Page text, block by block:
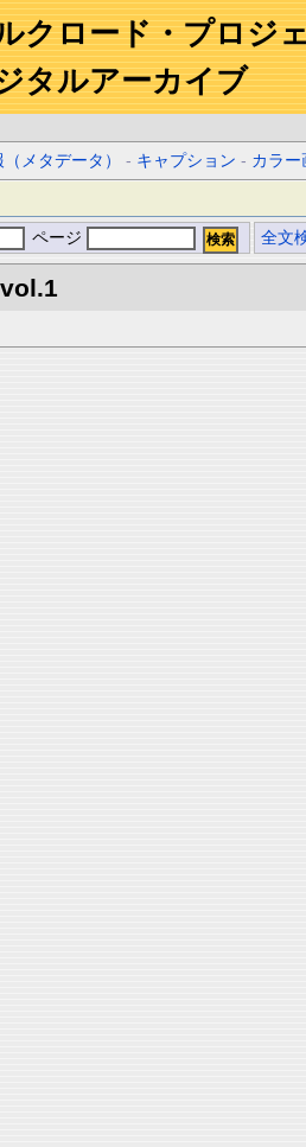
クロード・プロジ
タルアーカイブ
メタデータ） - キャプション - カラー
ページ 全文